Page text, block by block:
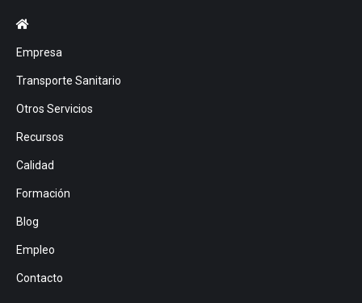
Empresa
Transporte Sanitario
Otros Servicios
Recursos
Calidad
Formación
Blog
Empleo
Contacto